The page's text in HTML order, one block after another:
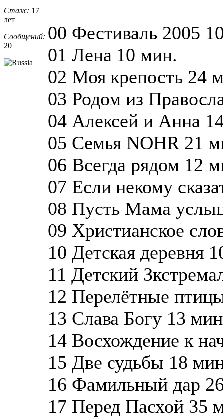
Стаж: 17
лет
Сообщений:
20
00 Фестиваль 2005
01 Лена 10 мин.
02 Моя крепость 24
03 Родом из
04 Алексей и Анна
05 Семья NOHR 21
06 Всегда рядом 12
07 Если некому
08 Пусть Мама
09 Христианское
10 Детская деревня
11 Детский
12 Перелётные
13 Слава Богу 13
14 Восхождение к
15 Две судьбы 18
16 Фамильный дар
17 Перед Пасхой 35